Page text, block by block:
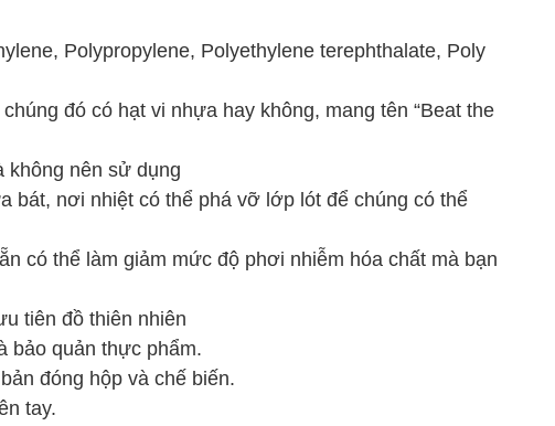
Polypropylene, Polyethylene terephthalate, Poly
đó có hạt vi nhựa hay không, mang tên “Beat the
không nên sử dụng
bát, nơi nhiệt có thể phá vỡ lớp lót để chúng có thể
có thể làm giảm mức độ phơi nhiễm hóa chất mà bạn
tiên đồ thiên nhiên
bảo quản thực phẩm.
đóng hộp và chế biến.
tay.